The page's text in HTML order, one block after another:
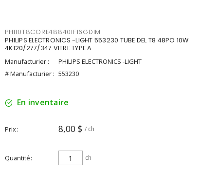
PHI10T8CORE48840IF16GDIM
PHILIPS ELECTRONICS -LIGHT 553230 TUBE DEL T8 48PO 10W
4K120/277/347 VITRE TYPE A
Manufacturier :
PHILIPS ELECTRONICS -LIGHT
# Manufacturier : 553230
En inventaire
Prix 8,00 $ / ch
Quantité ch